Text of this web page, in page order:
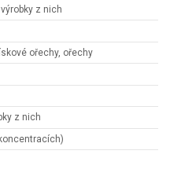
z nich
ořechy, ořechy
z nich